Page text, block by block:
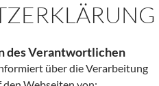
des Verantwortlichen
über die Verarbeitung